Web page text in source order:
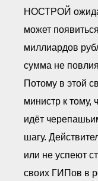
НОСТРОЙ
может
миллиардов
сумма не
Потому в этой
министр к тому,
идёт
шагу.
или не успеют
своих ГИПов в